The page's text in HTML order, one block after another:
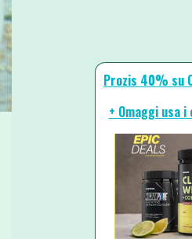
Prozis 40% su
+ Omaggi usa i